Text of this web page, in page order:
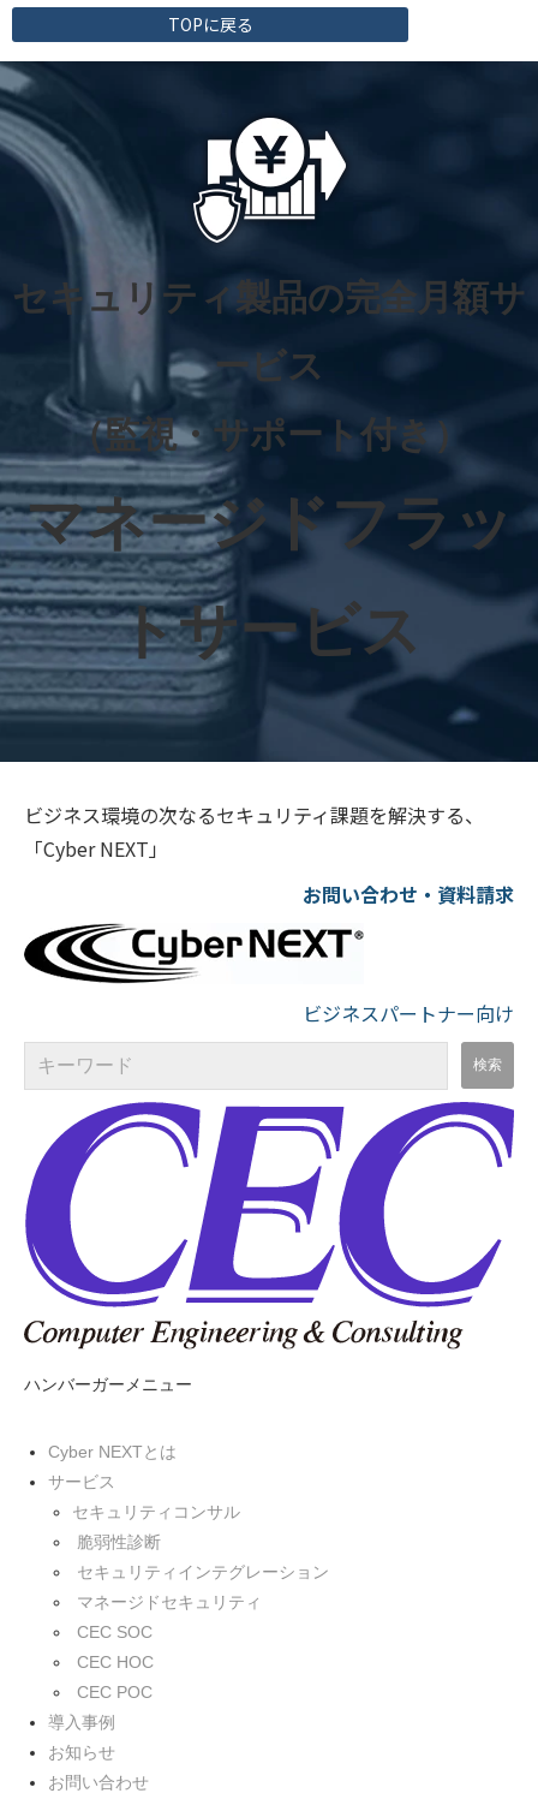
TOPに戻る
セキュリティ製品の完全月額サ
ービス
（監視・サポート付き）
マネージドフラッ
トサービス
ビジネス環境の次なるセキュリティ課題を解決する、
「Cyber NEXT」
お問い合わせ・資料請求
ビジネスパートナー向け
ハンバーガーメニュー
Cyber NEXTとは
サービス
セキュリティコンサル
脆弱性診断
セキュリティインテグレーション
マネージドセキュリティ
CEC SOC
CEC HOC
CEC POC
導入事例
お知らせ
お問い合わせ